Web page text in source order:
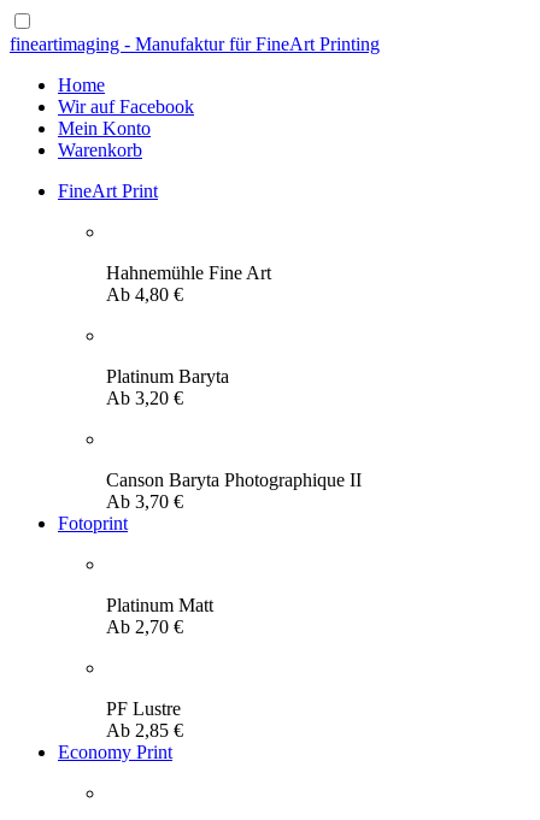
fineartimaging - Manufaktur für FineArt Printing
Home
Wir auf Facebook
Mein Konto
Warenkorb
FineArt Print
Hahnemühle Fine Art
Ab 4,80 €
Platinum Baryta
Ab 3,20 €
Canson Baryta Photographique II
Ab 3,70 €
Fotoprint
Platinum Matt
Ab 2,70 €
PF Lustre
Ab 2,85 €
Economy Print